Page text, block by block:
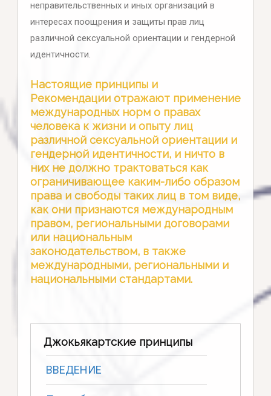
неправительственных и иных организаций в
интересах поощрения и защиты прав лиц
различной сексуальной ориентации и гендерной
идентичности.
Настоящие принципы и
Рекомендации отражают применение
международных норм о правах
человека к жизни и опыту лиц
различной сексуальной ориентации и
гендерной идентичности, и ничто в
них не должно трактоваться как
ограничивающее каким-либо образом
права и свободы таких лиц в том виде,
как они признаются международным
правом, региональными договорами
или национальным
законодательством, в также
международными, региональными и
национальными стандартами.
Джокьякартские принципы
ВВЕДЕНИЕ